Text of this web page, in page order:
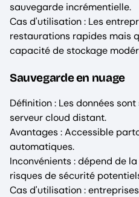
sauvegarde incrémentielle.
Cas d'utilisation : Les
restaurations rapides mais
capacité de stockage
Sauvegarde en nuage
Définition : Les données
serveur cloud distant.
Avantages : Accessible
automatiques.
Inconvénients : dépend de
risques de sécurité
Cas d'utilisation :